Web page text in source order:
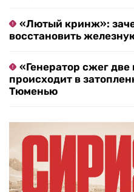
«Лютый кринж»:
восстановить
«Генератор сжег две
происходит в
Тюменью